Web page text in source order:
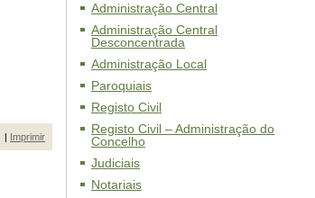
| Imprimir
Administração Central
Administração Central
Desconcentrada
Administração Local
Paroquiais
Registo Civil
Registo Civil – Administração do
Concelho
Judiciais
Notariais